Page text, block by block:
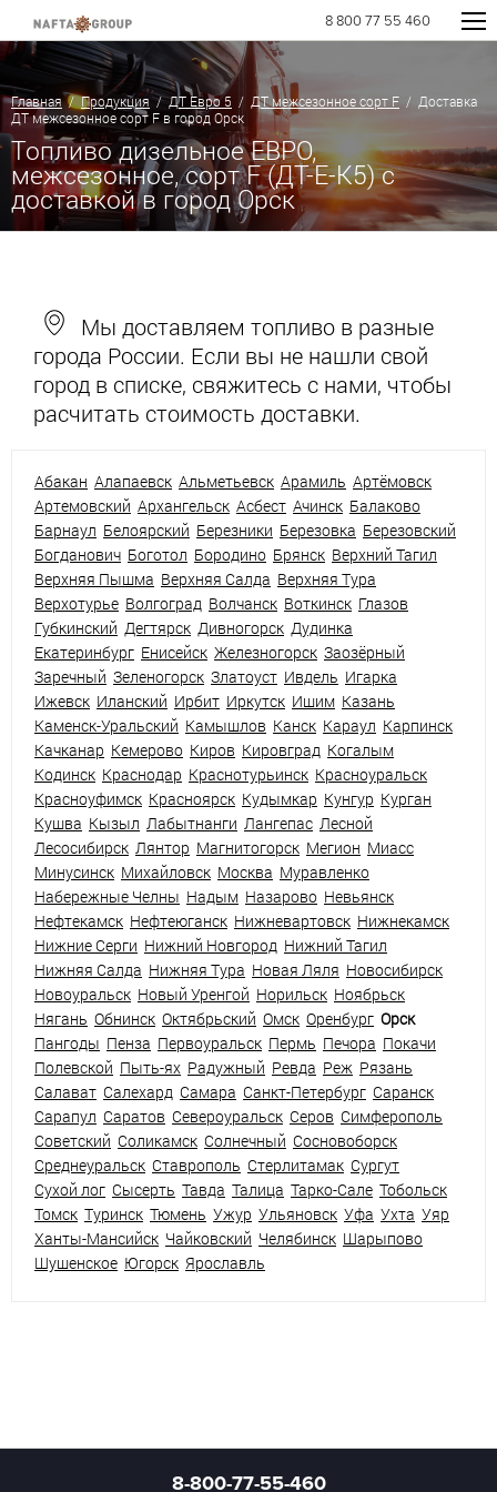
8 800 77 55 460
Главная/Продукция/ДТ Евро 5 / ДТ межсезонное сорт F / Доставка
ДТ межсезонное сорт F в город Орск
Топливо дизельное ЕВРО,
межсезонное, сорт F (ДТ-Е-К5) с
доставкой в город Орск
Мы доставляем топливо в разные
города России. Если вы не нашли свой
город в списке, свяжитесь с нами, чтобы
расчитать стоимость доставки.
Абакан Алапаевск Альметьевск Арамиль Артёмовск
Артемовский Архангельск Асбест Ачинск Балаково
Барнаул Белоярский Березники Березовка Березовский
Богданович Боготол Бородино Брянск Верхний Тагил
Верхняя Пышма Верхняя Салда Верхняя Тура
Верхотурье Волгоград Волчанск Воткинск Глазов
Губкинский Дегтярск Дивногорск Дудинка
Екатеринбург Енисейск Железногорск Заозёрный
Заречный Зеленогорск Златоуст Ивдель Игарка
Ижевск Иланский Ирбит Иркутск Ишим Казань
Каменск-Уральский Камышлов Канск Караул Карпинск
Качканар Кемерово Киров Кировград Когалым
Кодинск Краснодар Краснотурьинск Красноуральск
Красноуфимск Красноярск Кудымкар Кунгур Курган
Кушва Кызыл Лабытнанги Лангепас Лесной
Лесосибирск Лянтор Магнитогорск Мегион Миасс
Минусинск Михайловск Москва Муравленко
Набережные Челны Надым Назарово Невьянск
Нефтекамск Нефтеюганск Нижневартовск Нижнекамск
Нижние Серги Нижний Новгород Нижний Тагил
Нижняя Салда Нижняя Тура Новая Ляля Новосибирск
Новоуральск Новый Уренгой Норильск Ноябрьск
Нягань Обнинск Октябрьский Омск Оренбург Орск
Пангоды Пенза Первоуральск Пермь Печора Покачи
Полевской Пыть-ях Радужный Ревда Реж Рязань
Салават Салехард Самара Санкт-Петербург Саранск
Сарапул Саратов Североуральск Серов Симферополь
Советский Соликамск Солнечный Сосновоборск
Среднеуральск Ставрополь Стерлитамак Сургут
Сухой лог Сысерть Тавда Талица Тарко-Сале Тобольск
Томск Туринск Тюмень Ужур Ульяновск Уфа Ухта Уяр
Ханты-Мансийск Чайковский Челябинск Шарыпово
Шушенское Югорск Ярославль
8-800-77-55-460